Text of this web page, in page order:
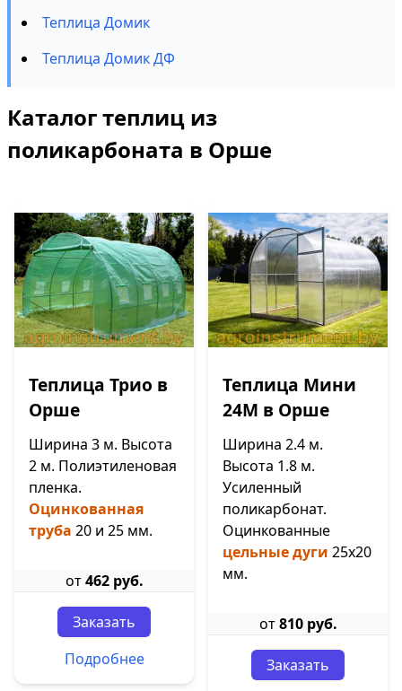
Теплица Домик
Теплица Домик ДФ
Каталог теплиц из
поликарбоната в Орше
Теплица Трио в
Орше
Ширина 3 м. Высота
2 м. Полиэтиленовая
пленка.
Оцинкованная
труба 20 и 25 мм.
от462 руб.
Заказать
Подробнее
Теплица Мини
24М в Орше
Ширина 2.4 м.
Высота 1.8 м.
Усиленный
поликарбонат.
Оцинкованные
цельные дуги 25х20
мм.
от810 руб.
Заказать